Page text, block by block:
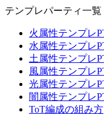
テンプレパーティ一覧
火属性テンプレ
水属性テンプレ
土属性テンプレ
風属性テンプレ
光属性テンプレ
闇属性テンプレ
ToT編成の組み方